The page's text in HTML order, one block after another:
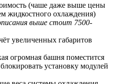
(чаше даже выше цены
жидкостного охлаждения)
выше стоит 7500-
увеличенных габаритов
огромная башня поместится
установку модулей